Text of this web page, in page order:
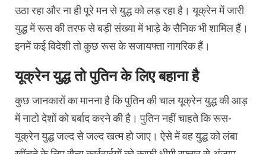
उठा रहा और ना ही पूरे मन से युद्ध को लड़ रहा है। यूक्रेन में जारी
युद्ध में रूस की तरफ से बड़ी संख्या में भाड़े के सैनिक भी शामिल हैं।
इनमें कई विदेशी तो कुछ रूस के सजायफ्ता नागरिक हैं।
यूक्रेन युद्ध तो पुतिन के लिए बहाना है
कुछ जानकारों का मानना है कि पुतिन की चाल यूक्रेन युद्ध की आड़
में नाटो देशों को बर्बाद करने की है। पुतिन नहीं चाहते कि रूस-
यूक्रेन युद्ध जल्द से जल्द खत्म हो जाए। ऐसे में वह युद्ध को लंबा